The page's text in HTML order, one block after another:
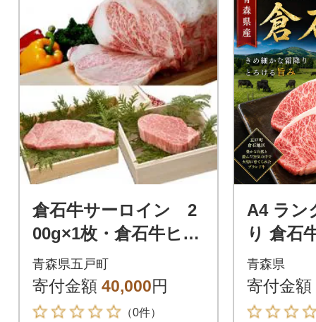
倉石牛サーロイン 2
00g×1枚・倉石牛ヒ
レ 150g×1枚セッ
ト
青森県五戸町
寄付金額 40,000円
（0件）
A4 ラン
り 倉石
ステー
青森県
寄付金額